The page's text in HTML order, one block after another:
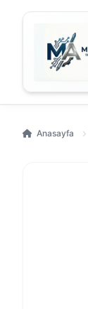
Anasayfa